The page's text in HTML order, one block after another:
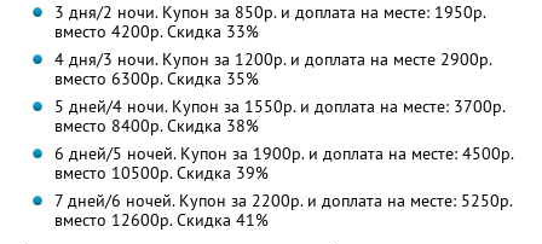
3 дня/2 ночи. Купон за 850р. и доплата на месте: 1950р.
вместо 4200р.Скидка 33%
4 дня/3 ночи. Купон за 1200р. и доплата на месте 2900р.
вместо 6300р.Скидка 35%
5 дней/4 ночи. Купон за 1550р. и доплата на месте: 3700р.
вместо 8400р.Скидка 38%
6 дней/5 ночей. Купон за 1900р. и доплата на месте: 4500р.
вместо 10500р.Скидка 39%
7 дней/6 ночей. Купон за 2200р. и доплата на месте: 5250р.
вместо 12600р.Скидка 41%